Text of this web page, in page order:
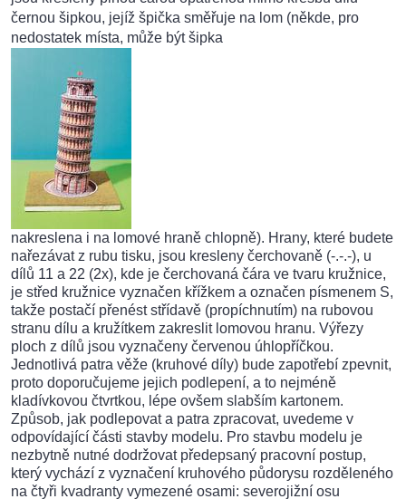
černou šipkou, jejíž špička směřuje na lom (někde, pro
nedostatek místa, může být šipka
nakreslena i na lomové hraně chlopně). Hrany, které budete
nařezávat z rubu tisku, jsou kresleny čerchovaně (-.-.-), u
dílů 11 a 22 (2x), kde je čerchovaná čára ve tvaru kružnice,
je střed kružnice vyznačen křížkem a označen písmenem S,
takže postačí přenést střídavě (propíchnutím) na rubovou
stranu dílu a kružítkem zakreslit lomovou hranu. Výřezy
ploch z dílů jsou vyznačeny červenou úhlopříčkou.
Jednotlivá patra věže (kruhové díly) bude zapotřebí zpevnit,
proto doporučujeme jejich podlepení, a to nejméně
kladívkovou čtvrtkou, lépe ovšem slabším kartonem.
Způsob, jak podlepovat a patra zpracovat, uvedeme v
odpovídající části stavby modelu. Pro stavbu modelu je
nezbytně nutné dodržovat předepsaný pracovní postup,
který vychází z vyznačení kruhového půdorysu rozděleného
na čtyři kvadranty vymezené osami: severojižní osu